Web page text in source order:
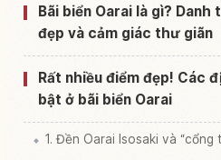
Tìm trải nghiệm tại Bờ
Bãi biển Oarai là gì?
đẹp và cảm giác thư giãn
Rất nhiều điểm đẹp! Các
bật ở bãi biển Oarai
1. Đền Oarai Isosaki và “cổng